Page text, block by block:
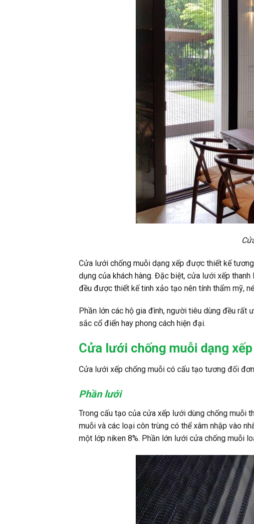
Cửa lưới chống muỗi dạng xếp được thiết kế
dụng của khách hàng. Đặc biệt, cửa lưới xếp
đều được thiết kế tinh xảo tạo nên tính thẩm mỹ,
Phần lớn các hộ gia đình, người tiêu dùng đều rất
sắc cổ điển hay phong cách hiện đại.
Cửa lưới chống muỗi dạng
Cửa lưới xếp chống muỗi có cấu tạo tương đối
Phần lưới
Trong cấu tạo của cửa xếp lưới dùng chống muỗi
muỗi và các loại côn trùng có thể xâm nhập vào
một lớp niken 8%. Phần lớn lưới cửa chống muỗi